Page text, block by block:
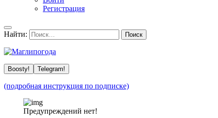
Регистрация
Найти:
Boosty! Telegram!
(подробная инструкция по подписке)
Предупреждений нет!